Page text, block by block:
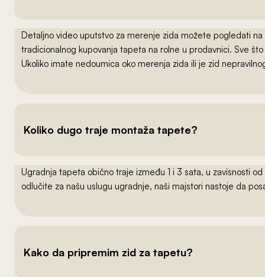
Detaljno video uputstvo za merenje zida možete pogledati na
tradicionalnog kupovanja tapeta na rolne u prodavnici. Sve
Ukoliko imate nedoumica oko merenja zida ili je zid
Koliko dugo traje montaža tapete?
Ugradnja tapeta obično traje između 1 i 3 sata, u zavisnosti
odlučite za našu uslugu ugradnje, naši majstori nastoje da
Kako da pripremim zid za tapetu?